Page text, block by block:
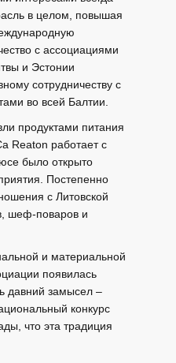
в целом, повышая
с ассоциациями
и Эстонии
сотрудничеству с
во всей Балтии.
продуктами питания
Reaton работает с
было открыто
Постепенно
с Литовской
шеф-поваров и
и материальной
появилась
давний замысел –
конкурс
что эта традиция